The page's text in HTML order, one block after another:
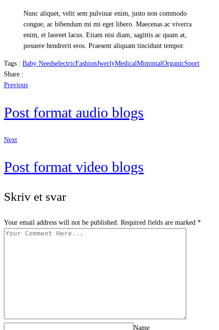
Nunc aliquet, velit sem pulvinar enim, justo non commodo
congue, ac bibendum mi mi eget libero. Maecenas ac viverra
enim, et laoreet lacus. Etiam nisi diam, sagittis ac quam at,
posuere hendrerit eros. Praesent aliquam tincidunt tempor.
Tags : Baby NeedselectricFashionJwerlyMedicalMimimalOrganicSport
Share :
Previous
Post format audio blogs
Next
Post format video blogs
Skriv et svar
Your email address will not be published. Required fields are marked *
Name